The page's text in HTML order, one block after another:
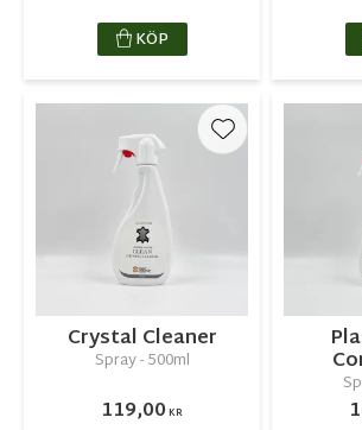
KÖP
Crystal Cleaner
Spray - 500ml
119,00KR
Lägg till i